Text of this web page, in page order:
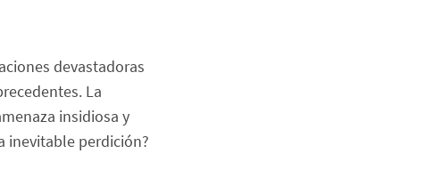
devastadoras
La
insidiosa y
inevitable perdición?